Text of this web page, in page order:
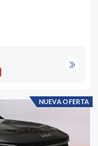
NUEVA OFERTA